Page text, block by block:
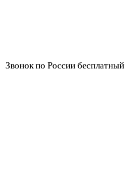
Звонок по России бесплатный